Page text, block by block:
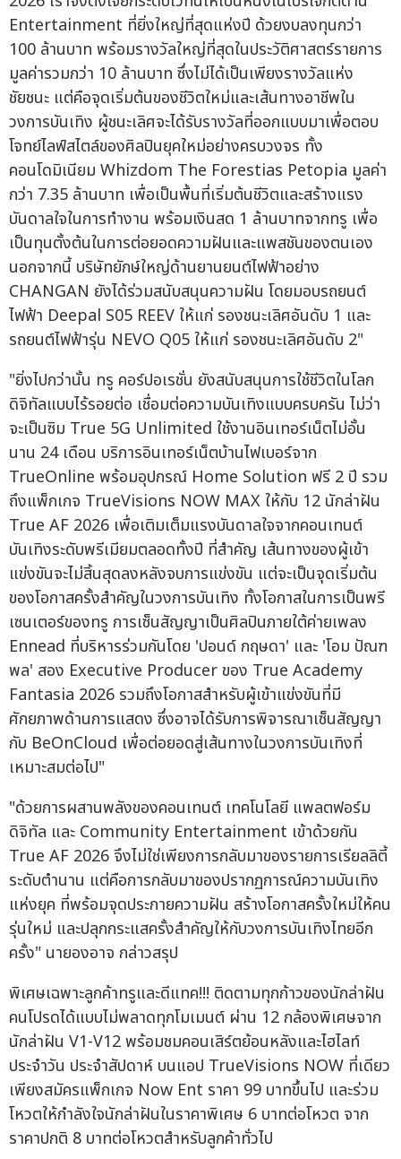
Entertainment ที่ยิ่งใหญ่ที่สุดแห่งปี ด้วยงบลงทุนกว่า
100 ล้านบาท พร้อมรางวัลใหญ่ที่สุดในประวัติศาสตร์รายการ
มูลค่ารวมกว่า 10 ล้านบาท ซึ่งไม่ได้เป็นเพียงรางวัลแห่ง
ชัยชนะ แต่คือจุดเริ่มต้นของชีวิตใหม่และเส้นทางอาชีพใน
วงการบันเทิง ผู้ชนะเลิศจะได้รับรางวัลที่ออกแบบมาเพื่อตอบ
โจทย์ไลฟ์สไตล์ของศิลปินยุคใหม่อย่างครบวงจร ทั้ง
คอนโดมิเนียม Whizdom The Forestias Petopia มูลค่า
กว่า 7.35 ล้านบาท เพื่อเป็นพื้นที่เริ่มต้นชีวิตและสร้างแรง
บันดาลใจในการทำงาน พร้อมเงินสด 1 ล้านบาทจากทรู เพื่อ
เป็นทุนตั้งต้นในการต่อยอดความฝันและแพสชันของตนเอง
นอกจากนี้ บริษัทยักษ์ใหญ่ด้านยานยนต์ไฟฟ้าอย่าง
CHANGAN ยังได้ร่วมสนับสนุนความฝัน โดยมอบรถยนต์
ไฟฟ้า Deepal S05 REEV ให้แก่ รองชนะเลิศอันดับ 1 และ
รถยนต์ไฟฟ้ารุ่น NEVO Q05 ให้แก่ รองชนะเลิศอันดับ 2"
"ยิ่งไปกว่านั้น ทรู คอร์ปอเรชั่น ยังสนับสนุนการใช้ชีวิตในโลก
ดิจิทัลแบบไร้รอยต่อ เชื่อมต่อความบันเทิงแบบครบครัน ไม่ว่า
จะเป็นซิม True 5G Unlimited ใช้งานอินเทอร์เน็ตไม่อั้น
นาน 24 เดือน บริการอินเทอร์เน็ตบ้านไฟเบอร์จาก
TrueOnline พร้อมอุปกรณ์ Home Solution ฟรี 2 ปี รวม
ถึงแพ็กเกจ TrueVisions NOW MAX ให้กับ 12 นักล่าฝัน
True AF 2026 เพื่อเติมเต็มแรงบันดาลใจจากคอนเทนต์
บันเทิงระดับพรีเมียมตลอดทั้งปี ที่สำคัญ เส้นทางของผู้เข้า
แข่งขันจะไม่สิ้นสุดลงหลังจบการแข่งขัน แต่จะเป็นจุดเริ่มต้น
ของโอกาสครั้งสำคัญในวงการบันเทิง ทั้งโอกาสในการเป็นพรี
เซนเตอร์ของทรู การเซ็นสัญญาเป็นศิลปินภายใต้ค่ายเพลง
Ennead ที่บริหารร่วมกันโดย 'ปอนด์ กฤษดา' และ 'โอม ปัณฑ
พล' สอง Executive Producer ของ True Academy
Fantasia 2026 รวมถึงโอกาสสำหรับผู้เข้าแข่งขันที่มี
ศักยภาพด้านการแสดง ซึ่งอาจได้รับการพิจารณาเซ็นสัญญา
กับ BeOnCloud เพื่อต่อยอดสู่เส้นทางในวงการบันเทิงที่
เหมาะสมต่อไป"
"ด้วยการผสานพลังของคอนเทนต์ เทคโนโลยี แพลตฟอร์ม
ดิจิทัล และ Community Entertainment เข้าด้วยกัน
True AF 2026 จึงไม่ใช่เพียงการกลับมาของรายการเรียลลิตี้
ระดับตำนาน แต่คือการกลับมาของปรากฏการณ์ความบันเทิง
แห่งยุค ที่พร้อมจุดประกายความฝัน สร้างโอกาสครั้งใหม่ให้คน
รุ่นใหม่ และปลุกกระแสครั้งสำคัญให้กับวงการบันเทิงไทยอีก
ครั้ง" นายองอาจ กล่าวสรุป
พิเศษเฉพาะลูกค้าทรูและดีแทค!!! ติดตามทุกก้าวของนักล่าฝัน
คนโปรดได้แบบไม่พลาดทุกโมเมนต์ ผ่าน 12 กล้องพิเศษจาก
นักล่าฝัน V1-V12 พร้อมชมคอนเสิร์ตย้อนหลังและไฮไลท์
ประจำวัน ประจำสัปดาห์ บนแอป TrueVisions NOW ที่เดียว
เพียงสมัครแพ็กเกจ Now Ent ราคา 99 บาทขึ้นไป และร่วม
โหวตให้กำลังใจนักล่าฝันในราคาพิเศษ 6 บาทต่อโหวต จาก
ราคาปกติ 8 บาทต่อโหวตสำหรับลูกค้าทั่วไป